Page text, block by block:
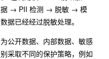
据 → PII 检测 → 脱敏 → 模
据已经经过脱敏处理。
公开数据、内部数据、敏感
采取不同的保护策略，例如